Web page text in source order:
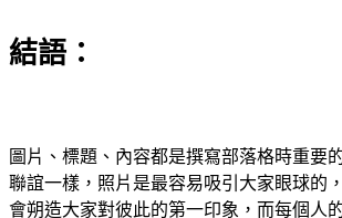
結語：
圖片、標題、內容都是撰寫部落格時重要
聯誼一樣，照片是最容易吸引大家眼球的
會朔造大家對彼此的第一印象，而每個人